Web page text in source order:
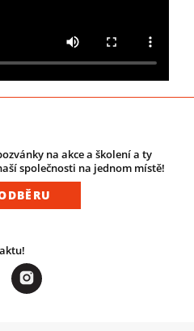
na akce a školení a ty
společnosti na jednom místě!